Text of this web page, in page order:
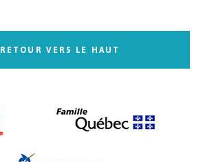
RETOUR VERS LE HAUT